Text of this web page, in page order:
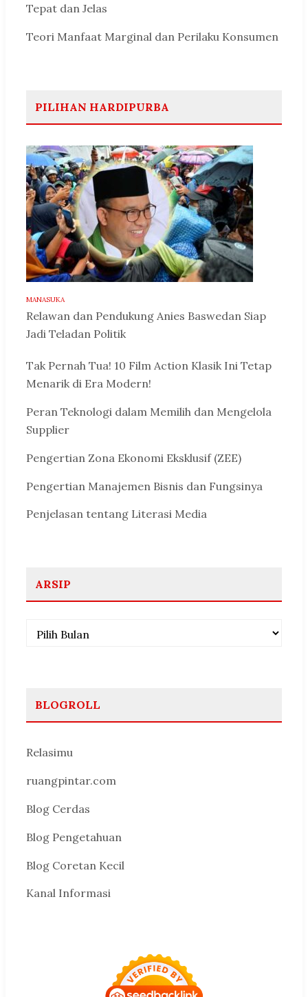
Tepat dan Jelas
Teori Manfaat Marginal dan Perilaku Konsumen
PILIHAN HARDIPURBA
MANASUKA
Relawan dan Pendukung Anies Baswedan Siap
Jadi Teladan Politik
Tak Pernah Tua! 10 Film Action Klasik Ini Tetap
Menarik di Era Modern!
Peran Teknologi dalam Memilih dan Mengelola
Supplier
Pengertian Zona Ekonomi Eksklusif (ZEE)
Pengertian Manajemen Bisnis dan Fungsinya
Penjelasan tentang Literasi Media
ARSIP
Arsip
BLOGROLL
Relasimu
ruangpintar.com
Blog Cerdas
Blog Pengetahuan
Blog Coretan Kecil
Kanal Informasi